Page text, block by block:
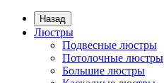
Назад
Люстры
Подвесные люстры
Потолочные люстры
Большие люстры